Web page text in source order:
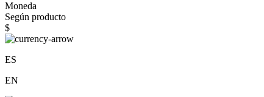
Moneda
Según producto
$
ES
EN